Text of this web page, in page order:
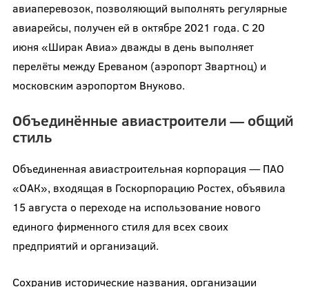
авиаперевозок, позволяющий выполнять регулярные
авиарейсы, получен ей в октябре 2021 года. С 20
июня «Ширак Авиа» дважды в день выполняет
перелёты между Ереваном (аэропорт Звартноц) и
московским аэропортом Внуково.
Объединённые авиастроители — общий
стиль
Объединенная авиастроительная корпорация — ПАО
«ОАК», входящая в Госкорпорацию Ростех, объявила
15 августа о переходе на использование нового
единого фирменного стиля для всех своих
предприятий и организаций.
Сохранив исторические названия, организации